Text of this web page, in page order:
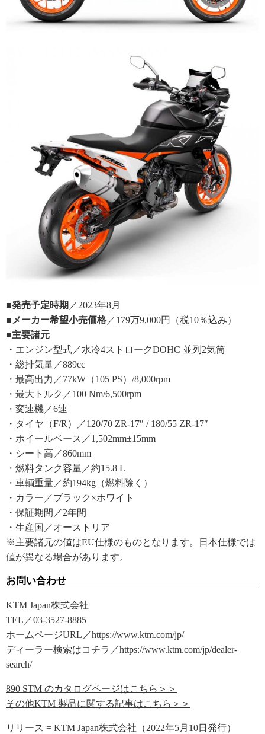
■発売予定時期 ／2023年8月
■メーカー希望小売価格 ／179万9,000円（税10％込み）
■主要諸元
・エンジン型式／水冷4ストロークDOHC 並列2気筒
・総排気量／889cc
・最高出力／77kW（105 PS）/8,000rpm
・最大トルク／100 Nm/6,500rpm
・変速機／6速
・タイヤ（F/R）／120/70 ZR-17″ / 180/55 ZR-17″
・ホイールベース／1,502mm±15mm
・シート高／860mm
・燃料タンク容量／約15.8 L
・車輌重量／約194kg（燃料除く）
・カラー／ブラック×ホワイト
・保証期間／2年間
・生産国／オーストリア
※主要諸元の値はEU仕様のものとなります。日本仕様では
値が異なる場合があります。
お問い合わせ
KTM Japan株式会社
TEL／03-3527-8885
ホームページURL／https://www.ktm.com/jp/
ディーラー検索はコチラ／https://www.ktm.com/jp/dealer-
search/
890 STM のカタログページはこちら＞＞
その他KTM 製品に関する記事はこちら＞＞
リリース = KTM Japan株式会社（2022年5月10日発行）